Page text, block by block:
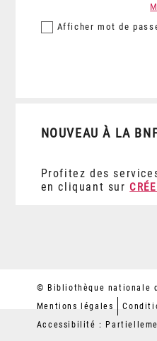
Afficher mot de
NOUVEAU À LA
Profitez des
en cliquant sur
© Bibliothèque nationale
Mentions légales
Accessibilité :